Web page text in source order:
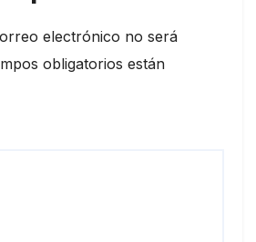
electrónico no será
obligatorios están